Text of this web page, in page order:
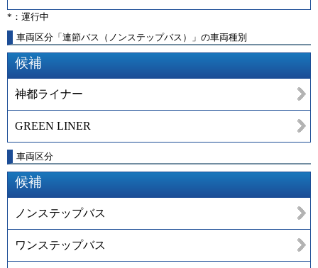
*：運行中
車両区分「連節バス（ノンステップバス）」の車両種別
候補
神都ライナー
GREEN LINER
車両区分
候補
ノンステップバス
ワンステップバス